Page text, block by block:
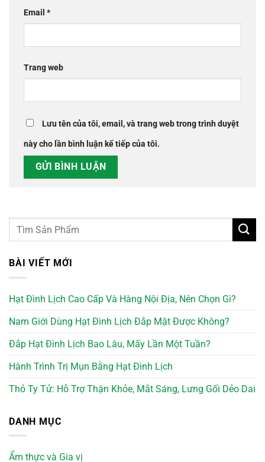
Email *
Trang web
Lưu tên của tôi, email, và trang web trong trình duyệt
này cho lần bình luận kế tiếp của tôi.
BÀI VIẾT MỚI
Hạt Đình Lịch Cao Cấp Và Hàng Nội Địa, Nên Chọn Gì?
Nam Giới Dùng Hạt Đình Lịch Đắp Mặt Được Không?
Đắp Hạt Đình Lịch Bao Lâu, Mấy Lần Một Tuần?
Hành Trình Trị Mụn Bằng Hạt Đình Lịch
Thỏ Ty Tử: Hỗ Trợ Thận Khỏe, Mắt Sáng, Lưng Gối Dẻo Dai
DANH MỤC
Ẩm thực và Gia vị